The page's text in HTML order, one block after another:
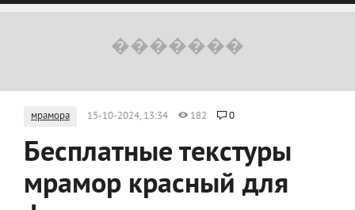
мрамора 15-10-2024, 13:34 182 0
Бесплатные текстуры
мрамор красный для